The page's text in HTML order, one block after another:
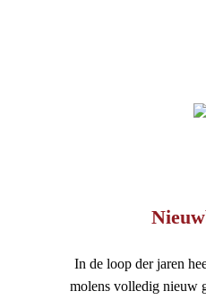
In de loop der jaren
molens volledig nieuw